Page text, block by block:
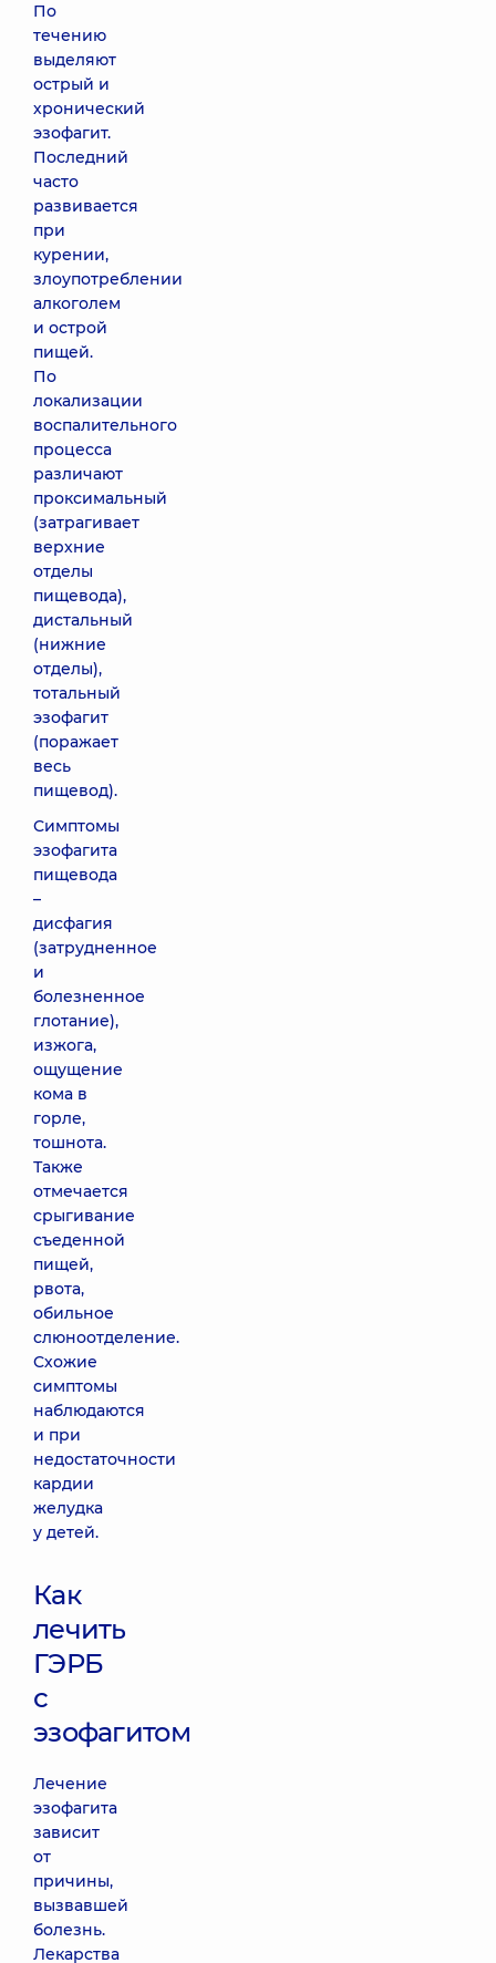
По
течению
выделяют
острый и
хронический
эзофагит.
Последний
часто
развивается
при
курении,
злоупотреблении
алкоголем
и острой
пищей.
По
локализации
воспалительного
процесса
различают
проксимальный
(затрагивает
верхние
отделы
пищевода),
дистальный
(нижние
отделы),
тотальный
эзофагит
(поражает
весь
пищевод).
Симптомы
эзофагита
пищевода
–
дисфагия
(затрудненное
и
болезненное
глотание),
изжога,
ощущение
кома в
горле,
тошнота.
Также
отмечается
срыгивание
съеденной
пищей,
рвота,
обильное
слюноотделение.
Схожие
симптомы
наблюдаются
и при
недостаточности
кардии
желудка
у детей.
Как
лечить
ГЭРБ
с
эзофагитом
Лечение
эзофагита
зависит
от
причины,
вызвавшей
болезнь.
Лекарства